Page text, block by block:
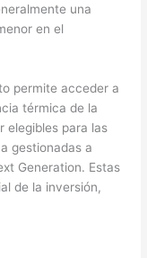
una
en el
permite acceder a
térmica de la
elegibles para las
gestionadas a
Generation. Estas
de la inversión,